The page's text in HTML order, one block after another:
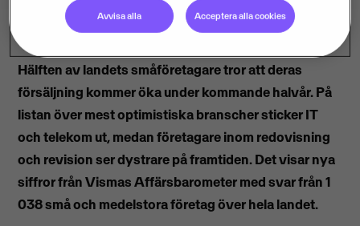
Hälften av landets småföretagare tror att deras
försäljning kommer öka under kommande halvår. På
listan över mest optimistiska branscher sticker IT
och telekom ut, medan företagare inom redovisning
och revision ser dystrare på framtiden. Det visar nya
siffror från Vismas Affärsbarometer med svar från 1
038 små och medelstora företag över hela landet.
Avvisa alla Acceptera alla cookies